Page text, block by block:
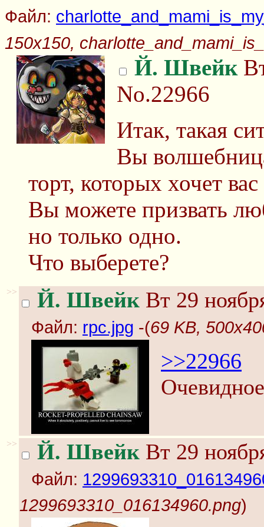
Файл:
150x150,
Й. Швейк
No.22966
Итак, такая
Вы
торт, которых хочет вас
Вы можете призвать
но только одно.
Что выберете?
>> Й. Швейк Вт 29
Файл: rpc.jpg -(69 KB,
>>22966
>> Й. Швейк Вт 29
Файл:
1299693310_016134960.png)